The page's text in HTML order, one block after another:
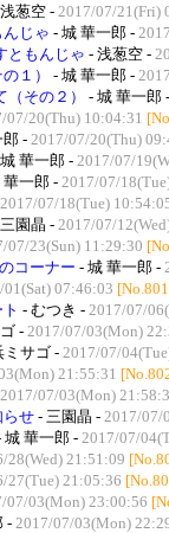
葱空 - 2017/07/21(Fri)
じゃ - 城 華一郎 -
ともんじゃ - 浅葱空 -
１） - 城 華一郎 -
（その２）
- 城 華一郎
07/20(Thu) 10:04:31
郎 - 2017/07/20(Thu)
華一郎 - 2017/07/
華一郎 - 2017/07/
2017/07/18(Tue)
園晶 - 2017/07/
07/23(Sun) 11:29:30
コーナー - 城 華一郎 -
07:46:03
- むつき - 2017/07/
- 2017/07/03(Mon)
ミサゴ - 2017/07/
21:55:31
2017/07/03(Mon)
らせ - 三園晶 - 2017/07/
城 華一郎 - 2017/07/
28(Wed) 21:51:09
27(Tue) 21:05:36
07/03(Mon) 23:00:56
- 2017/07/03(Mon)